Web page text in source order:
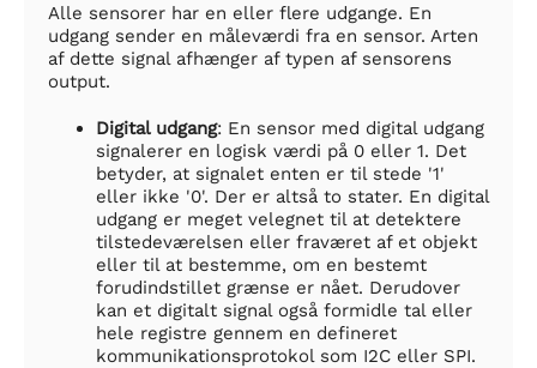
Alle sensorer har en eller flere udgange. En
udgang sender en måleværdi fra en sensor. Arten
af dette signal afhænger af typen af sensorens
output.
Digital udgang: En sensor med digital udgang
signalerer en logisk værdi på 0 eller 1. Det
betyder, at signalet enten er til stede '1'
eller ikke '0'. Der er altså to stater. En digital
udgang er meget velegnet til at detektere
tilstedeværelsen eller fraværet af et objekt
eller til at bestemme, om en bestemt
forudindstillet grænse er nået. Derudover
kan et digitalt signal også formidle tal eller
hele registre gennem en defineret
kommunikationsprotokol som I2C eller SPI.